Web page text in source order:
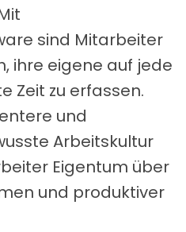
sind Mitarbeiter
ihre eigene auf jede
Zeit zu erfassen.
und
Arbeitskultur
Eigentum über
und produktiver